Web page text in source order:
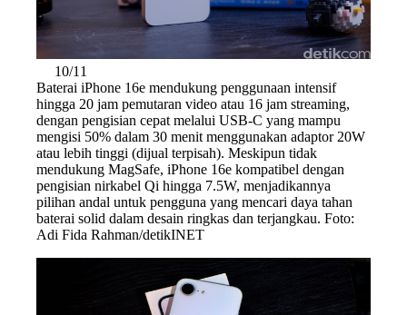
10/11
Baterai iPhone 16e mendukung penggunaan intensif
hingga 20 jam pemutaran video atau 16 jam streaming,
dengan pengisian cepat melalui USB-C yang mampu
mengisi 50% dalam 30 menit menggunakan adaptor 20W
atau lebih tinggi (dijual terpisah). Meskipun tidak
mendukung MagSafe, iPhone 16e kompatibel dengan
pengisian nirkabel Qi hingga 7.5W, menjadikannya
pilihan andal untuk pengguna yang mencari daya tahan
baterai solid dalam desain ringkas dan terjangkau. Foto:
Adi Fida Rahman/detikINET